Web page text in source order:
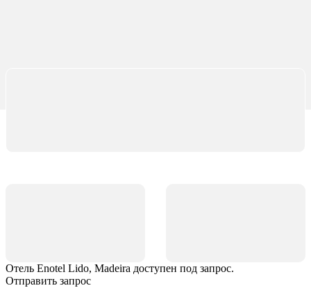
Отель Enotel Lido, Madeira доступен под запрос.
Отправить запрос